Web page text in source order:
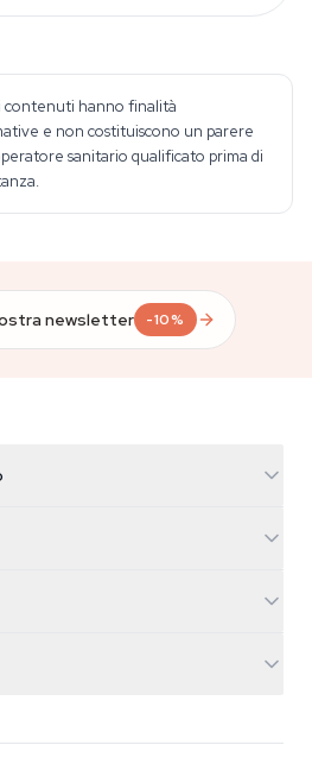
contenuti hanno finalità
e non costituiscono un parere
sanitario qualificato prima di
newsletter -10%